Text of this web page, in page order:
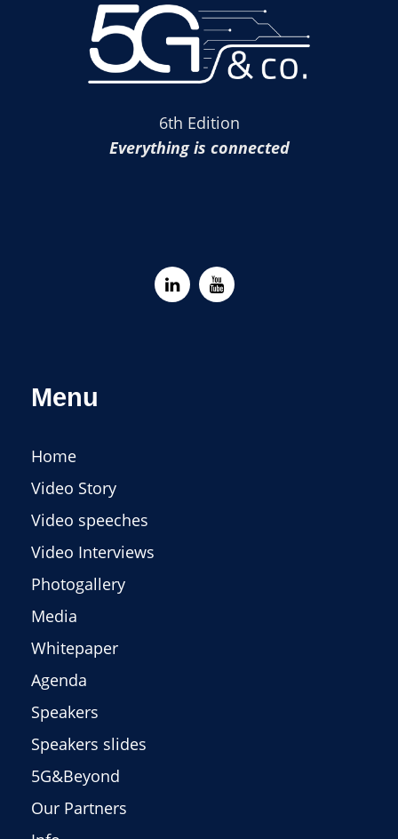
6th Edition
Everything is connected
Menu
Home
Video Story
Video speeches
Video Interviews
Photogallery
Media
Whitepaper
Agenda
Speakers
Speakers slides
5G&Beyond
Our Partners